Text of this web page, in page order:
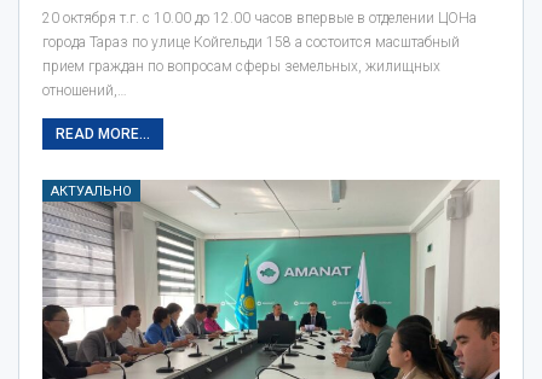
20 октября т.г. с 10.00 до 12.00 часов впервые в отделении ЦОНа
города Тараз по улице Койгельди 158 а состоится масштабный
прием граждан по вопросам сферы земельных, жилищных
отношений,…
READ MORE...
АКТУАЛЬНО